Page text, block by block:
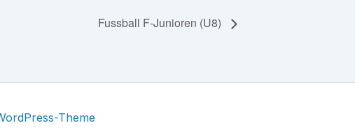
Fussball F-Junioren (U8)
Theme